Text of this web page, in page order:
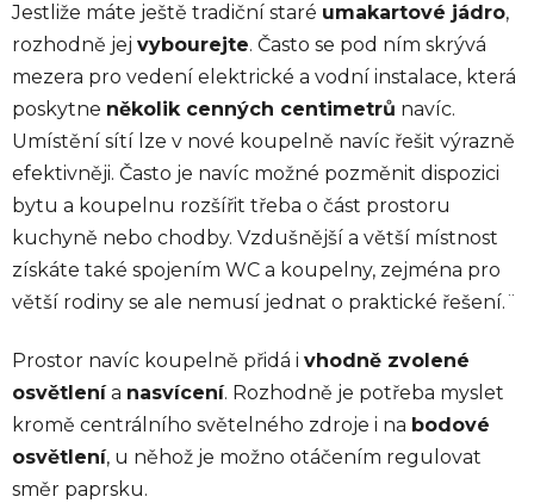
Jestliže máte ještě tradiční staré umakartové jádro,
rozhodně jej vybourejte. Často se pod ním skrývá
mezera pro vedení elektrické a vodní instalace, která
poskytne několik cenných centimetrů navíc.
Umístění sítí lze v nové koupelně navíc řešit výrazně
efektivněji. Často je navíc možné pozměnit dispozici
bytu a koupelnu rozšířit třeba o část prostoru
kuchyně nebo chodby. Vzdušnější a větší místnost
získáte také spojením WC a koupelny, zejména pro
větší rodiny se ale nemusí jednat o praktické řešení.¨
Prostor navíc koupelně přidá i vhodně zvolené
osvětlenía nasvícení. Rozhodně je potřeba myslet
kromě centrálního světelného zdroje i na bodové
osvětlení, u něhož je možno otáčením regulovat
směr paprsku.